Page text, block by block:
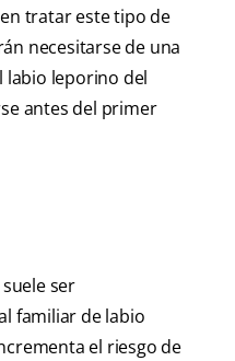
tratar este tipo de
necesitarse de una
labio leporino del
antes del primer
ser
familiar de labio
el riesgo de